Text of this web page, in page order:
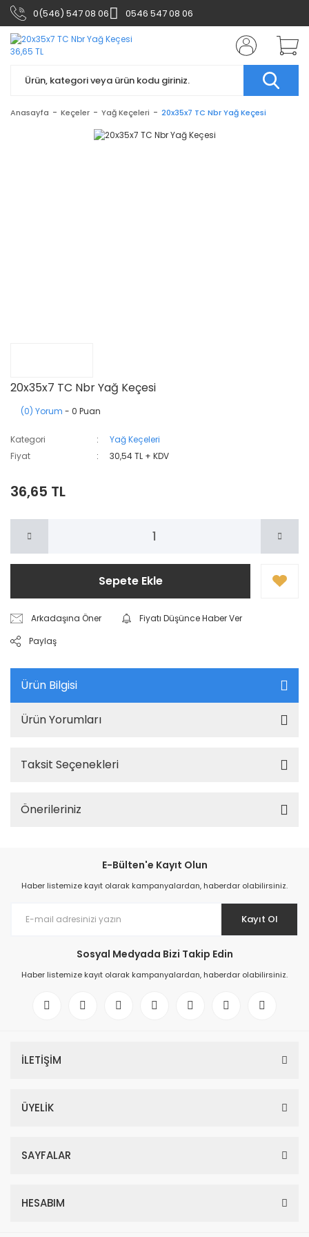
0(546) 547 08 06 0546 547 08 06
Anasayfa Keçeler Yağ Keçeleri 20x35x7 TC Nbr Yağ Keçesi
20x35x7 TC Nbr Yağ Keçesi
(0) Yorum - 0 Puan
Kategori
Yağ Keçeleri
Fiyat
30,54 TL + KDV
36,65 TL
Sepete Ekle
Arkadaşına Öner
Fiyatı Düşünce Haber Ver
Paylaş
Ürün Bilgisi
Ürün Yorumları
Taksit Seçenekleri
Önerileriniz
E-Bülten'e Kayıt Olun
Haber listemize kayıt olarak kampanyalardan, haberdar olabilirsiniz.
Kayıt Ol
Sosyal Medyada Bizi Takip Edin
Haber listemize kayıt olarak kampanyalardan, haberdar olabilirsiniz.
İLETİŞİM
ÜYELİK
SAYFALAR
HESABIM